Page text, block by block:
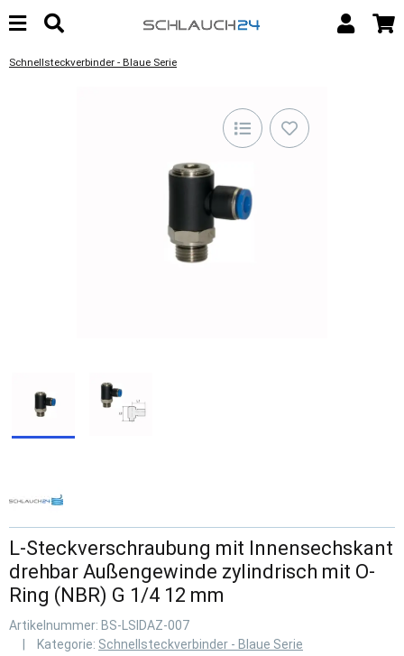
Schnellsteckverbinder - Blaue Serie
L-Steckverschraubung mit Innensechskant
drehbar Außengewinde zylindrisch mit O-
Ring (NBR) G 1/4 12 mm
Artikelnummer: BS-LSIDAZ-007
Kategorie: Schnellsteckverbinder - Blaue Serie